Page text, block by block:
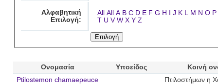
Αλφαβητική
Επιλογή:
All All A B C D E F G H I J K L M N O P
T U V W X Y Z
Ονομασία Υποείδος
Κοινή
Ptilostemon chamaepeuce
Πτιλοστήμων η